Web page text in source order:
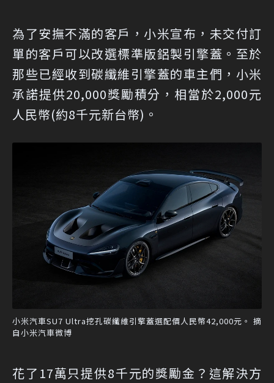
為了安撫不滿的客戶，小米宣布，未交付訂
單的客戶可以改選標準版鋁製引擎蓋。至於
那些已經收到碳纖維引擎蓋的車主們，小米
承諾提供20,000獎勵積分，相當於2,000元
人民幣(約8千元新台幣)。
小米汽車SU7 Ultra挖孔碳纖維引擎蓋選配價人民幣42,000元。 摘
自小米汽車微博
花了17萬只提供8千元的獎勵金？這解決方